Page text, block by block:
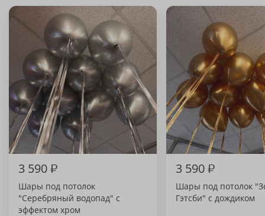
3 590₽
Шары под потолок
"Серебряный водопад" с
эффектом хром
3 590₽
Шары под потолок
Гэтсби" с дождиком